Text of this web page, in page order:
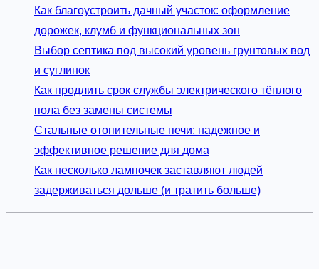
Как благоустроить дачный участок: оформление
дорожек, клумб и функциональных зон
Выбор септика под высокий уровень грунтовых вод
и суглинок
Как продлить срок службы электрического тёплого
пола без замены системы
Стальные отопительные печи: надежное и
эффективное решение для дома
Как несколько лампочек заставляют людей
задерживаться дольше (и тратить больше)